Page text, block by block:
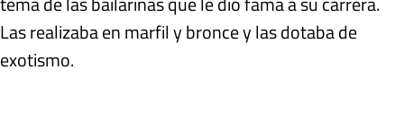
Las realizaba en marfil y bronce y las dotaba de
exotismo.